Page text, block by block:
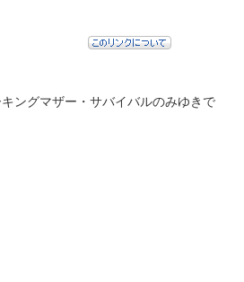
ングマザー・サバイバルのみゆきで